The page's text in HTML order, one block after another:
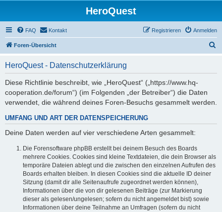
HeroQuest
FAQ Kontakt Anmelden
Registrieren
Foren-Übersicht
HeroQuest - Datenschutzerklärung
Diese Richtlinie beschreibt, wie „HeroQuest“ („https://www.hq-
cooperation.de/forum“) (im Folgenden „der Betreiber“) die Daten
verwendet, die während deines Foren-Besuchs gesammelt werden.
UMFANG UND ART DER DATENSPEICHERUNG
Deine Daten werden auf vier verschiedene Arten gesammelt:
Die Forensoftware phpBB erstellt bei deinem Besuch des Boards
mehrere Cookies. Cookies sind kleine Textdateien, die dein Browser als
temporäre Dateien ablegt und die zwischen den einzelnen Aufrufen des
Boards erhalten bleiben. In diesen Cookies sind die aktuelle ID deiner
Sitzung (damit dir alle Seitenaufrufe zugeordnet werden können),
Informationen über die von dir gelesenen Beiträge (zur Markierung
dieser als gelesen/ungelesen; sofern du nicht angemeldet bist) sowie
Informationen über deine Teilnahme an Umfragen (sofern du nicht